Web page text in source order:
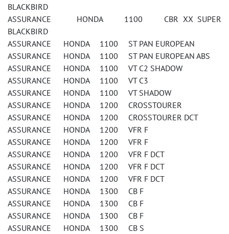
BLACKBIRD
ASSURANCE HONDA 1100 CBR XX SUPER
BLACKBIRD
ASSURANCE HONDA 1100 ST PAN EUROPEAN
ASSURANCE HONDA 1100 ST PAN EUROPEAN ABS
ASSURANCE HONDA 1100 VT C2 SHADOW
ASSURANCE HONDA 1100 VT C3
ASSURANCE HONDA 1100 VT SHADOW
ASSURANCE HONDA 1200 CROSSTOURER
ASSURANCE HONDA 1200 CROSSTOURER DCT
ASSURANCE HONDA 1200 VFR F
ASSURANCE HONDA 1200 VFR F
ASSURANCE HONDA 1200 VFR F DCT
ASSURANCE HONDA 1200 VFR F DCT
ASSURANCE HONDA 1200 VFR F DCT
ASSURANCE HONDA 1300 CB F
ASSURANCE HONDA 1300 CB F
ASSURANCE HONDA 1300 CB F
ASSURANCE HONDA 1300 CB S